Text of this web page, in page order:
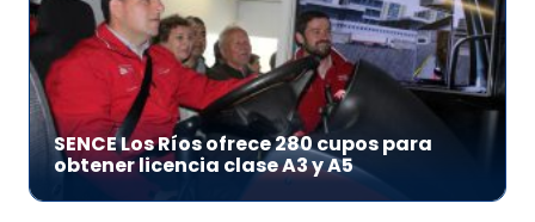
SENCE Los Ríos ofrece 280 cupos para
obtener licencia clase A3 y A5